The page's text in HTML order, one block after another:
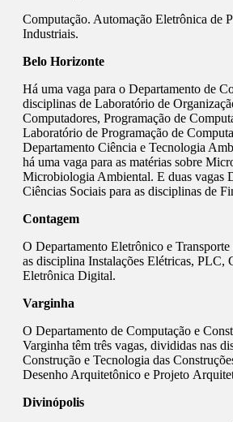
Computação. Automação Eletrônica de
Industriais.
Belo Horizonte
Há uma vaga para o Departamento de
disciplinas de Laboratório de
Computadores, Programação de
Laboratório de Programação de
Departamento Ciência e Tecnologia
há uma vaga para as matérias sobre
Microbiologia Ambiental. E duas vagas
Ciências Sociais para as disciplinas de
Contagem
O Departamento Eletrônico e Transporte
as disciplina Instalações Elétricas, PLC,
Eletrônica Digital.
Varginha
O Departamento de Computação e
Varginha têm três vagas, divididas nas
Construção e Tecnologia das
Desenho Arquitetônico e Projeto
Divinópolis